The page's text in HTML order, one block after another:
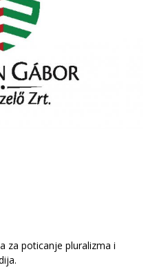
za poticanje pluralizma i